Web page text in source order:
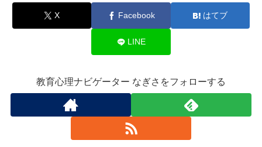
X Facebook はてブ
LINE
教育心理ナビゲーター なぎさをフォローする